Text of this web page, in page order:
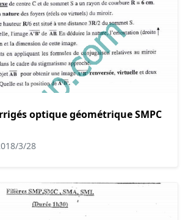
optique géométrique SMPC
3/28